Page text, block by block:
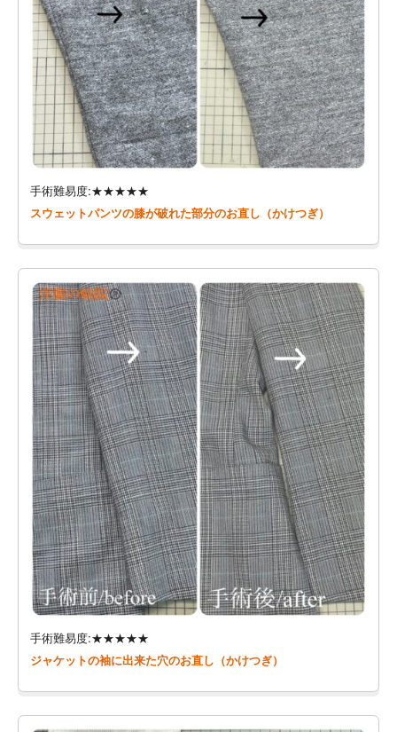
手術難易度:★★★★★
スウェットパンツの膝が破れた部分のお直し（かけつぎ）
手術難易度:★★★★★
ジャケットの袖に出来た穴のお直し（かけつぎ）